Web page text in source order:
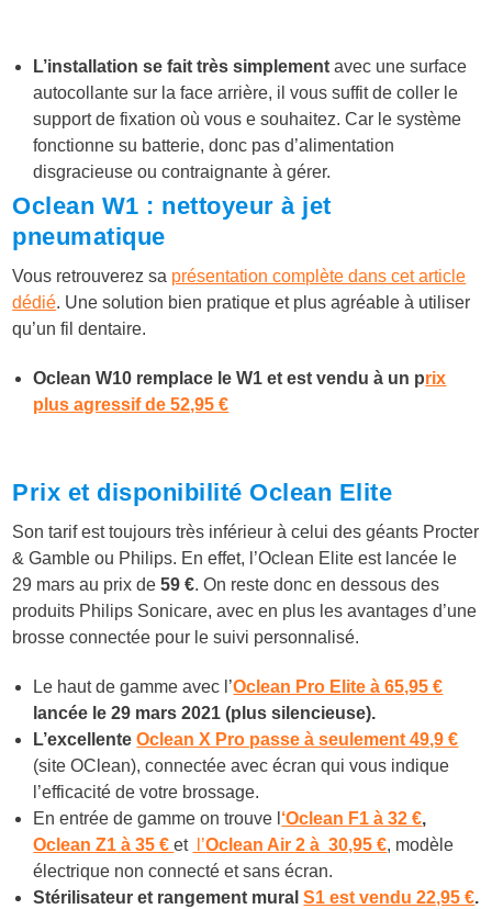
L’installation se fait très simplementavec une surface
autocollante sur la face arrière, il vous suffit de coller le
support de fixation où vous e souhaitez. Car le système
fonctionne su batterie, donc pas d’alimentation
disgracieuse ou contraignante à gérer.
Oclean W1 : nettoyeur à jet
pneumatique
Vous retrouverez sa présentation complète dans cet article
dédié. Une solution bien pratique et plus agréable à utiliser
qu’un fil dentaire.
Oclean W10 remplace le W1 et est vendu à un prix
plus agressif de 52,95 €
Prix et disponibilité Oclean Elite
Son tarif est toujours très inférieur à celui des géants Procter
& Gamble ou Philips. En effet, l’Oclean Elite est lancée le
29 mars au prix de59 €. On reste donc en dessous des
produits Philips Sonicare, avec en plus les avantages d’une
brosse connectée pour le suivi personnalisé.
Le haut de gamme avec l’Oclean Pro Elite à 65,95 €
lancée le 29 mars 2021 (plus silencieuse).
L’excellenteOclean X Pro passe à seulement 49,9 €
(site OClean), connectée avec écran qui vous indique
l’efficacité de votre brossage.
En entrée de gamme on trouve l ‘Oclean F1 à 32 €,
Oclean Z1 à 35 €et l’Oclean Air 2 à 30,95 €, modèle
électrique non connecté et sans écran.
Stérilisateur et rangement mural S1 est vendu 22,95 €.